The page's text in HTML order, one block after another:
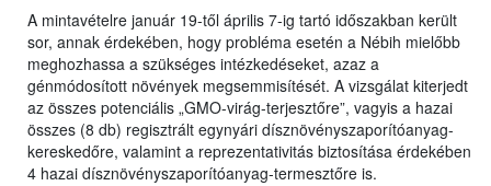
A mintavételre január 19-től április 7-ig tartó időszakban került
sor, annak érdekében, hogy probléma esetén a Nébih mielőbb
meghozhassa a szükséges intézkedéseket, azaz a
génmódosított növények megsemmisítését. A vizsgálat kiterjedt
az összes potenciális „GMO-virág-terjesztőre”, vagyis a hazai
összes (8 db) regisztrált egynyári dísznövényszaporítóanyag-
kereskedőre, valamint a reprezentativitás biztosítása érdekében
4 hazai dísznövényszaporítóanyag-termesztőre is.